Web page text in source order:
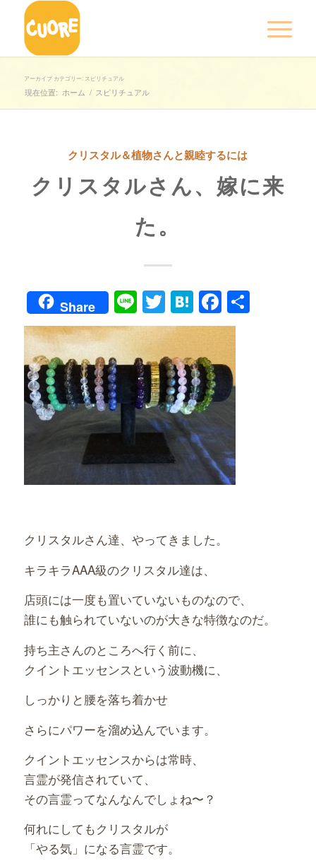
アーカイブ カテゴリー: スピリチュアル
現在位置: ホーム / スピリチュアル
クリスタル＆植物さんと親睦するには
クリスタルさん、嫁に来
た。
Share LineTwitter
Hatena共
クリスタルさん達、やってきました。
キラキラAAA級のクリスタル達は、
店頭には一度も置いていないものなので、
誰にも触られていないのが大きな特徴なのだ。
持ち主さんのところへ行く前に、
クイントエッセンスという波動機に、
しっかりと腰を落ち着かせ
さらにパワーを溜め込んでいます。
クイントエッセンスからは常時、
言霊が発信されていて、
その言霊ってなんなんでしょね〜？
何れにしてもクリスタルが
「やる気」になる言霊です。